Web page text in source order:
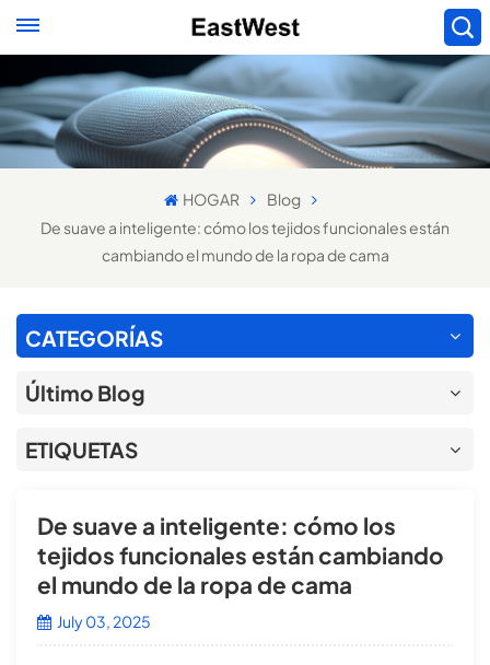
HOGAR
Blog
De suave a inteligente: cómo los tejidos funcionales están
cambiando el mundo de la ropa de cama
CATEGORÍAS
Último Blog
ETIQUETAS
De suave a inteligente: cómo los
tejidos funcionales están cambiando
el mundo de la ropa de cama
July 03, 2025